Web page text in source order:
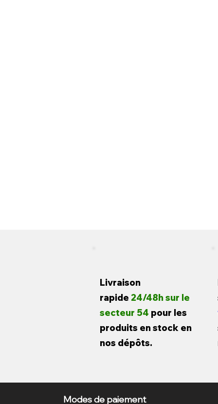
Livraison
rapide 24/48h sur le
secteur 54 pour les
produits en stock en
nos dépôts.
Modes de paiement